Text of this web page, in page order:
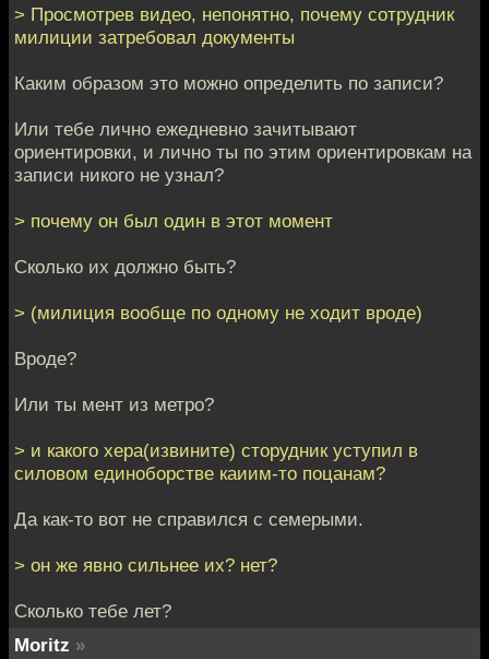
> Просмотрев видео, непонятно, почему сотрудник
милиции затребовал документы
Каким образом это можно определить по записи?
Или тебе лично ежедневно зачитывают
ориентировки, и лично ты по этим ориентировкам на
записи никого не узнал?
> почему он был один в этот момент
Сколько их должно быть?
> (милиция вообще по одному не ходит вроде)
Вроде?
Или ты мент из метро?
> и какого хера(извините) сторудник уступил в
силовом единоборстве каиим-то поцанам?
Да как-то вот не справился с семерыми.
> он же явно сильнее их? нет?
Сколько тебе лет?
Moritz »